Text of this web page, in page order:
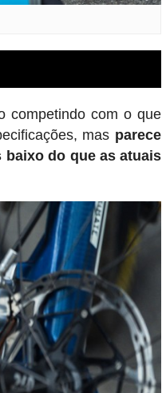
competindo com o que
mas parece
do que as atuais